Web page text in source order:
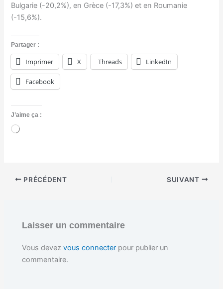
Bulgarie (-20,2%), en Grèce (-17,3%) et en Roumanie
(-15,6%).
Partager :
Imprimer X Threads LinkedIn
Facebook
J’aime ça :
C
…
PRÉCÉDENT SUIVANT
Laisser un commentaire
Vous devezvous connecter pour publier un
commentaire.